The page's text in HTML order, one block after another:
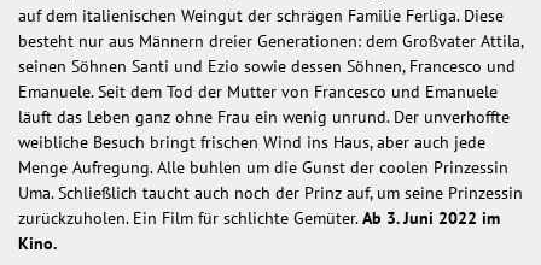
auf dem italienischen Weingut der schrägen Familie Ferliga. Diese
besteht nur aus Männern dreier Generationen: dem Großvater Attila,
seinen Söhnen Santi und Ezio sowie dessen Söhnen, Francesco und
Emanuele. Seit dem Tod der Mutter von Francesco und Emanuele
läuft das Leben ganz ohne Frau ein wenig unrund. Der unverhoffte
weibliche Besuch bringt frischen Wind ins Haus, aber auch jede
Menge Aufregung. Alle buhlen um die Gunst der coolen Prinzessin
Uma. Schließlich taucht auch noch der Prinz auf, um seine Prinzessin
zurückzuholen. Ein Film für schlichte Gemüter.Ab 3. Juni 2022 im
Kino.